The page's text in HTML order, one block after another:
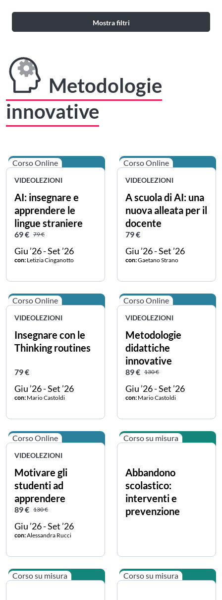
Mostra filtri
Metodologie
innovative
Corso Online
VIDEOLEZIONI
AI: insegnare e
apprendere le
lingue straniere
Prezzo scontato
69 € Prezzo intero
79 €
Giu ’26 - Set ’26
con: Letizia Cinganotto
Corso Online
VIDEOLEZIONI
A scuola di AI: una
nuova alleata per il
docente
Prezzo intero
79 €
Giu ’26 - Set ’26
con:Gaetano Strano
Corso Online
VIDEOLEZIONI
Insegnare con le
Thinking routines
Prezzo intero
79 €
Giu ’26 - Set ’26
con: Mario Castoldi
Corso Online
VIDEOLEZIONI
Metodologie
didattiche
innovative
Prezzo scontato
89 € Prezzo intero
130 €
Giu ’26 - Set ’26
con: Mario Castoldi
Corso Online
VIDEOLEZIONI
Motivare gli
studenti ad
apprendere
Prezzo scontato
89 € Prezzo intero
130 €
Giu ’26 - Set ’26
con:Alessandra Rucci
Corso su misura
Abbandono
scolastico:
interventi e
prevenzione
Corso su misura Corso su misura